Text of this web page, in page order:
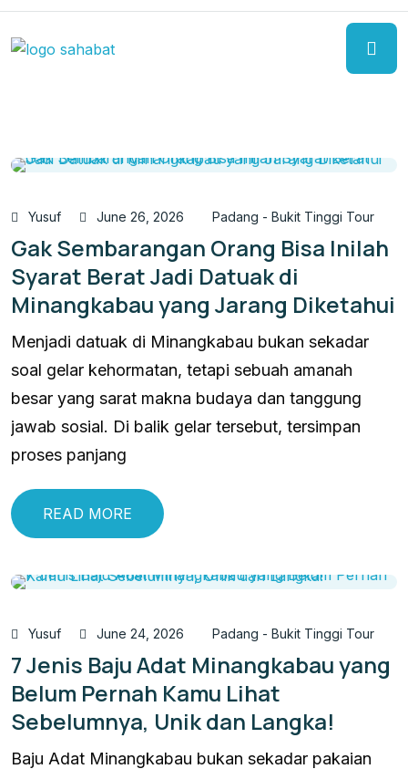
Yusuf June 26, 2026 Padang - Bukit Tinggi Tour
Gak Sembarangan Orang Bisa Inilah
Syarat Berat Jadi Datuak di
Minangkabau yang Jarang Diketahui
Menjadi datuak di Minangkabau bukan sekadar
soal gelar kehormatan, tetapi sebuah amanah
besar yang sarat makna budaya dan tanggung
jawab sosial. Di balik gelar tersebut, tersimpan
proses panjang
READ MORE
Yusuf June 24, 2026 Padang - Bukit Tinggi Tour
7 Jenis Baju Adat Minangkabau yang
Belum Pernah Kamu Lihat
Sebelumnya, Unik dan Langka!
Baju Adat Minangkabau bukan sekadar pakaian